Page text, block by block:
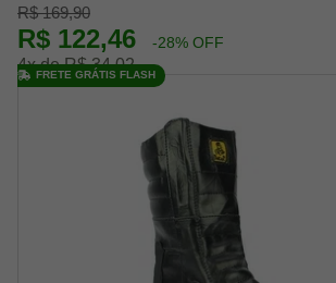
R$ 169,90
R$ 122,46 -28% OFF
4x de R$ 34,02
FRETE GRÁTIS FLASH